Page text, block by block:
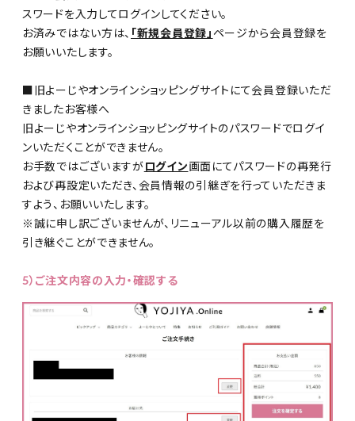
スワードを入力してログインしてください。
お済みではない方は、 「新規会員登録」 ページから会員登録を
お願いいたします。
■旧よーじやオンラインショッピングサイトにて会員登録いただ
きましたお客様へ
旧よーじやオンラインショッピングサイトのパスワードでログイ
ンいただくことができません。
お手数ではございますがログイン画面にてパスワードの再発行
および再設定いただき、会員情報の引継ぎを行っていただきま
すよう、お願いいたします。
※誠に申し訳ございませんが、リニューアル以前の購入履歴を
引き継ぐことができません。
5）ご注文内容の入力・確認する